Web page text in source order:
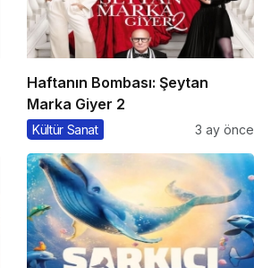
Haftanın Bombası: Şeytan
Marka Giyer 2
Kültür Sanat 3 ay önce